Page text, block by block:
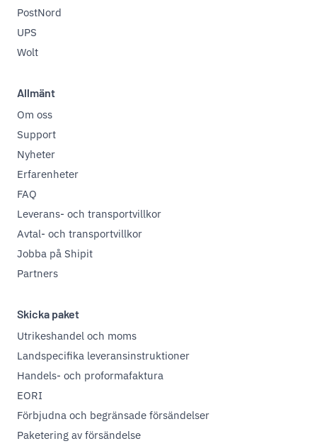
PostNord
UPS
Wolt
Allmänt
Om oss
Support
Nyheter
Erfarenheter
FAQ
Leverans- och transportvillkor
Avtal- och transportvillkor
Jobba på Shipit
Partners
Skicka paket
Utrikeshandel och moms
Landspecifika leveransinstruktioner
Handels- och proformafaktura
EORI
Förbjudna och begränsade försändelser
Paketering av försändelse